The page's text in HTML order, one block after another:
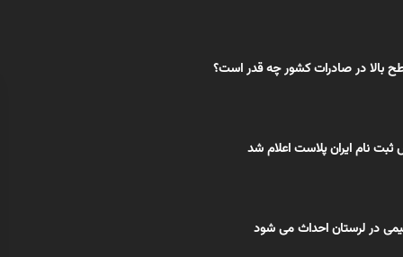
بالا در صادرات کشور چه قدر است؟
نام ایران پلاست اعلام شد
در لرستان احداث می شود